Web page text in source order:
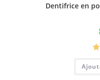
Dentifrice en